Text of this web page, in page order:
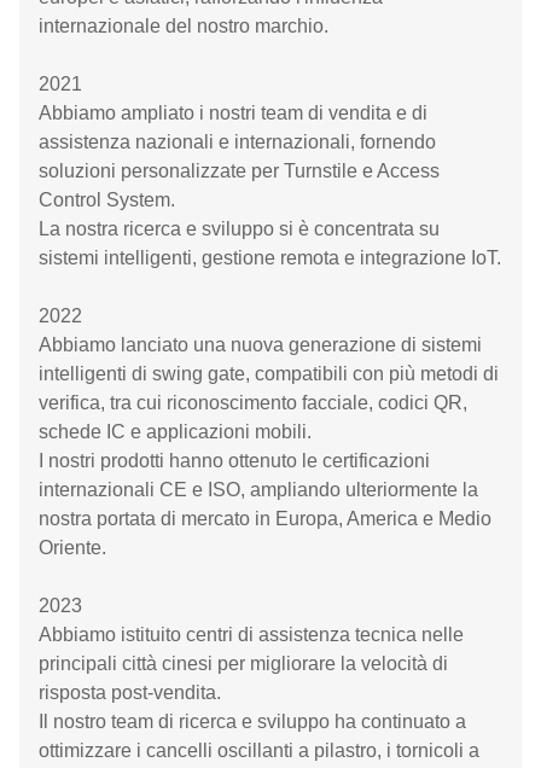
internazionale del nostro marchio.
2021
Abbiamo ampliato i nostri team di vendita e di
assistenza nazionali e internazionali, fornendo
soluzioni personalizzate per Turnstile e Access
Control System.
La nostra ricerca e sviluppo si è concentrata su
sistemi intelligenti, gestione remota e integrazione IoT.
2022
Abbiamo lanciato una nuova generazione di sistemi
intelligenti di swing gate, compatibili con più metodi di
verifica, tra cui riconoscimento facciale, codici QR,
schede IC e applicazioni mobili.
I nostri prodotti hanno ottenuto le certificazioni
internazionali CE e ISO, ampliando ulteriormente la
nostra portata di mercato in Europa, America e Medio
Oriente.
2023
Abbiamo istituito centri di assistenza tecnica nelle
principali città cinesi per migliorare la velocità di
risposta post-vendita.
Il nostro team di ricerca e sviluppo ha continuato a
ottimizzare i cancelli oscillanti a pilastro, i tornicoli a